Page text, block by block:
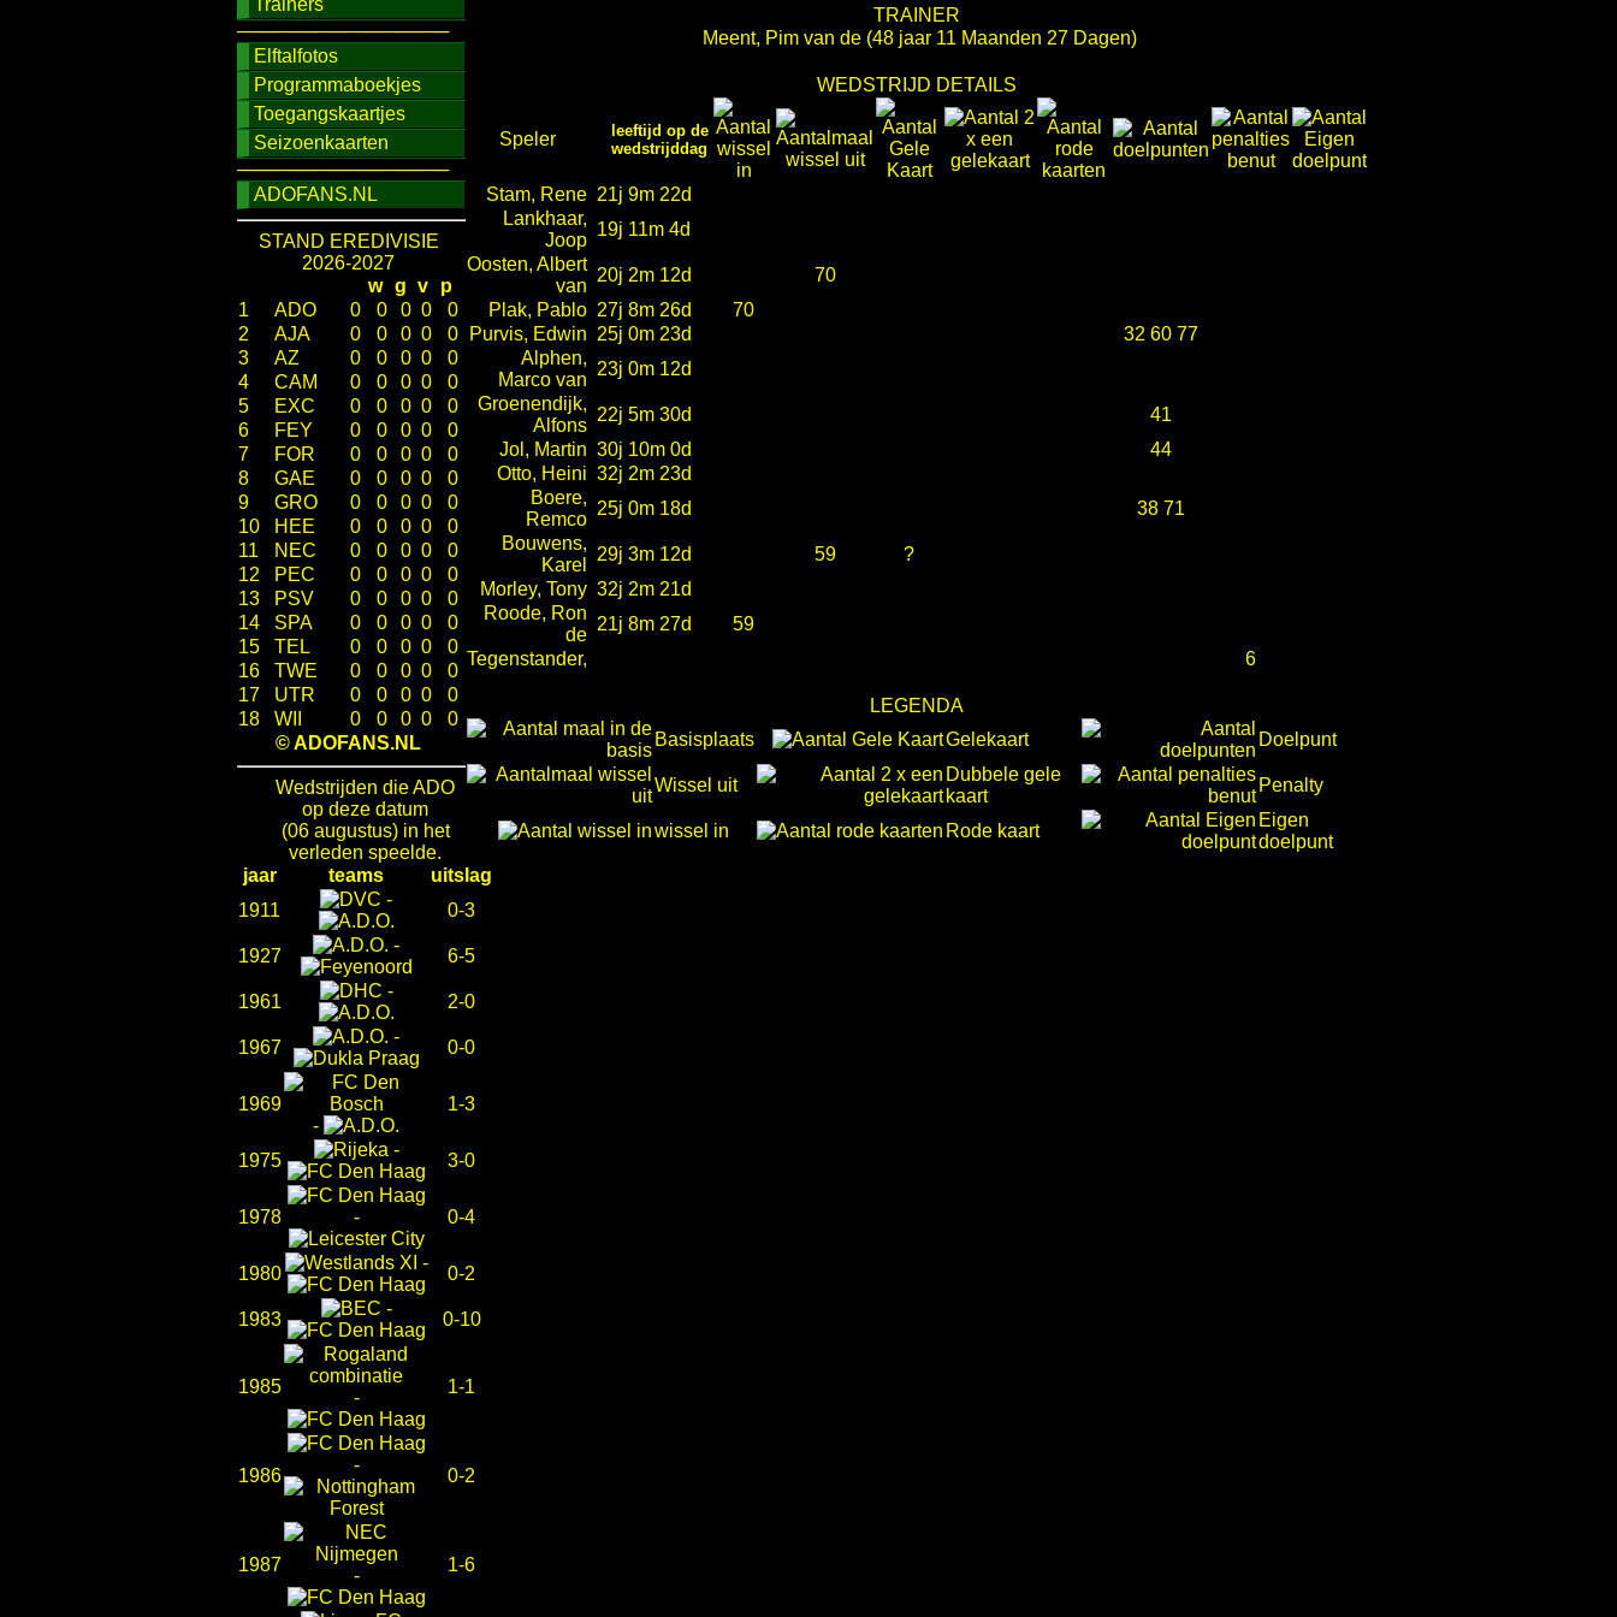
Trainers
────────────────
Elftalfotos
Programmaboekjes
Toegangskaartjes
Seizoenkaarten
────────────────
ADOFANS.NL
STAND EREDIVISIE
2026-2027
w g v
p
1
ADO 0 0 0 0
0
2
AJA 0 0 0 0
0
3
AZ 0 0 0 0
0
4
CAM 0 0 0 0
0
5
EXC 0 0 0 0
0
6
FEY 0 0 0 0
0
7
FOR 0 0 0 0
0
8
GAE 0 0 0 0
0
9
GRO 0 0 0 0
0
10
HEE 0 0 0 0
0
11
NEC 0 0 0 0
0
12
PEC 0 0 0 0
0
13
PSV 0 0 0 0
0
14
SPA 0 0 0 0
0
15
TEL 0 0 0 0
0
16
TWE 0 0 0 0
0
17
UTR 0 0 0 0
0
18
WII 0 0 0 0
0
© ADOFANS.NL
Wedstrijden die ADO
op deze datum
(06 augustus) in het
verleden speelde.
jaar
teams
uitslag
1911
-
0-3
1927
-
6-5
1961
-
2-0
1967
-
0-0
1969
-
1-3
1975
-
3-0
1978 - 0-4
1980
-
0-2
1983
-
0-10
1985
-
1-1
1986
-
0-2
1987
-
1-6
TRAINER
Meent, Pim van de(48 jaar 11 Maanden 27 Dagen)
WEDSTRIJD DETAILS
Speler
leeftijd op de
wedstrijddag
Stam, Rene 21j 9m 22d
Lankhaar,
Joop
19j 11m 4d
Oosten, Albert
van
20j 2m 12d
70
Plak, Pablo 27j 8m 26d
70
Purvis, Edwin 25j 0m 23d
32 60 77
Alphen,
Marco van
23j 0m 12d
Groenendijk,
Alfons
22j 5m 30d
41
Jol, Martin 30j 10m 0d
44
Otto, Heini 32j 2m 23d
Boere,
Remco
25j 0m 18d
38 71
Bouwens,
Karel
29j 3m 12d 59
?
Morley, Tony 32j 2m 21d
Roode, Ron
de
21j 8m 27d
59
Tegenstander,
6
LEGENDA
Basisplaats
Gelekaart Doelpunt
Wissel uit
Dubbele gele
kaart
Penalty
wissel in Rode kaart
Eigen
doelpunt